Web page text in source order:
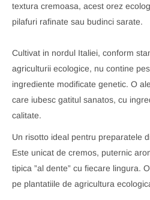
textura cremoasa, acest orez
pilafuri rafinate sau budinci sarate.
Cultivat in nordul Italiei, conform
agriculturii ecologice, nu contine
ingrediente modificate genetic. O
care iubesc gatitul sanatos, cu
calitate.
Un risotto ideal pentru preparatele
Este unicat de cremos, puternic
tipica ”al dente” cu fiecare lingura.
pe plantatiile de agricultura